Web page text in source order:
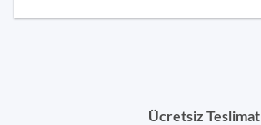
Ücretsiz Teslimat